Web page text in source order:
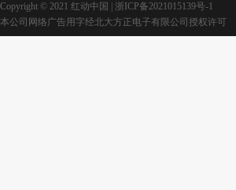
机械产品宣传册设计模板
Copyright © 2021 红动中国 | 浙ICP备2021015139号-1
本公司网络广告用字经北大方正电子有限公司授权许可